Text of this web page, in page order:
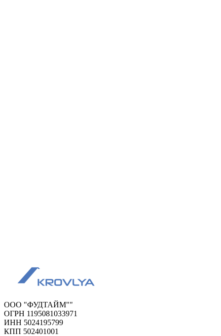
ООО "ФУДТАЙМ""
ОГРН 1195081033971
ИНН 5024195799
КПП 502401001